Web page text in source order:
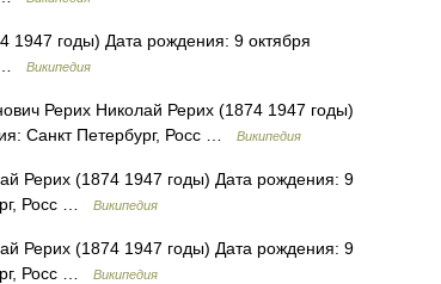
1947 годы) Дата рождения: 9 октября
…
Википедия
Рерих Николай Рерих (1874 1947 годы)
Санкт Петербург, Росс …
Википедия
Рерих (1874 1947 годы) Дата рождения: 9
Росс …
Википедия
Рерих (1874 1947 годы) Дата рождения: 9
Росс …
Википедия